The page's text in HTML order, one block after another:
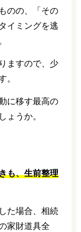
のの、「その
イミングを逃
ますので、少
。
に移す最高の
ょうか。
も、生前整理
た場合、相続
家財道具全